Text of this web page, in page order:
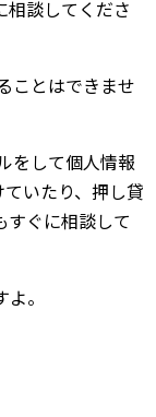
相談してくださ
ことはできませ
をして個人情報
いたり、押し貸
すぐに相談して
。